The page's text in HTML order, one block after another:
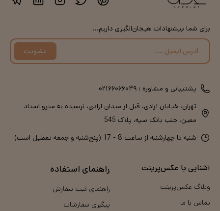
برای شما پیشنهادات هیجان‌انگیزی داریم...
عضویت
پشتیبانی و مشاوره : ۰۲۱۶۶۰۶۶۰۴۹
تهران، خیابان آزادی، قبل از میدان آزادی، نرسیده به مترو استاد
معین، جنب بانک سپه، پلاک 545
شنبه تا چهارشنبه از ساعت 8 - 17 (پنج‌شنبه و جمعه تعطیل است)
آشنایی با عکس‌پرینت
وبلاگ عکس‌پرینت
تماس با ما
راهنمای استفاده
راهنمای ثبت سفارش
پیگیری سفارشات